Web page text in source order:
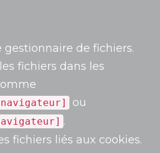
gestionnaire de fichiers.
fichiers dans les
ou
.
fichiers liés aux cookies.